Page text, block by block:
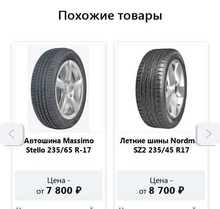
Похожие товары
Автошина Massimo
Stello 235/65 R-17
Цена -
от 7 800 ₽
Летние шины Nordman
SZ2 235/45 R17
Цена -
от8 700 ₽